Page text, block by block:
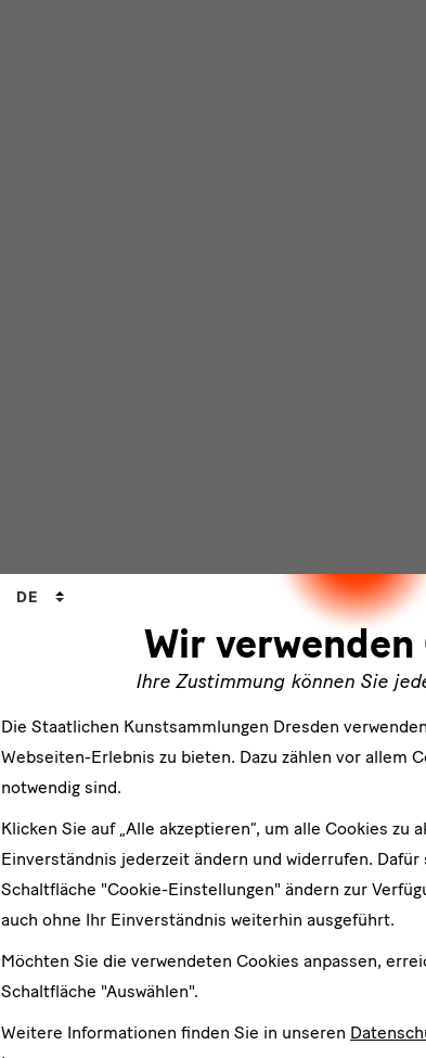
Wir verwenden
Ihre Zustimmung können Sie
Sprachwechsler
DE
Die Staatlichen Kunstsammlungen Dresden
Webseiten-Erlebnis zu bieten. Dazu zählen vor allem
notwendig sind.
Klicken Sie auf „Alle akzeptieren“, um alle Cookies zu
Einverständnis jederzeit ändern und widerrufen.
Schaltfläche "Cookie-Einstellungen" ändern zur
auch ohne Ihr Einverständnis weiterhin ausgeführt.
Möchten Sie die verwendeten Cookies anpassen,
Schaltfläche "Auswählen".
Weitere Informationen finden Sie in unseren